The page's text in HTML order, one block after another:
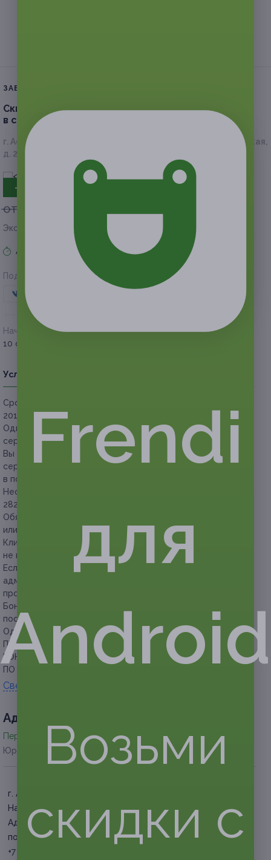
ЗАВЕРШЁННАЯ АКЦИЯ
Скидка до 54%на сеансы кавитации
в студии красоты «Твоя фигура»
г. Астрахань, Красная Набережная, д. 3/ул. Адмиралтейская,
д. 24
- 50%
от 600 руб.
Экономия от 300 руб.
Акция завершена
Поделиться с друзьями
Начало действия
10 октября 2018 г.
Окончание действия
Условия
Срок действия сертификатов:
2018 г. (включительно).
Один человек
старше 18 летможет купить только один
сертификат для себя.
Вы можете купить неограниченное количество
сертификатов в подарок (в расчёте один сертификат
в подарок одному человеку).
Необходима предварительная запись по телефону +7 (927)
282-59-39.
Обязательно предъявляйте сертификат в распечатанном
или электронном виде.
Клиент обязан сообщить об отмене или переносе записи
не менее чем за 12 часов.
Если участник акции опаздывает более чем на 15 минут,
администрация студии имеет право перенести
процедуру на другое удобное для клиента и себя время.
Бонус!
посещения (480 руб. вместо 600 руб.).
Один сеанс кавитации длится 30 минут.
ПРЕДУПРЕЖДАЕМ О НЕОБХОДИМОСТИ ПОЛУЧЕНИЯ
КОНСУЛЬТАЦИИ У ВРАЧА-СПЕЦИАЛИСТА
ПО ОКАЗЫВАЕМЫМ УСЛУГАМ И ПРОТИВОПОКАЗАНИЯМ.
Свернуть
Адресa
Перейти на сайт партнера
Юридическая информация о партнёре
г. Астрахань, Красная
Набережная, д. 3/ул.
Адмиралтейская, д. 24
по записи
+7 (927) 282-59-39
Frendi
для
Android
Возьми
скидки с